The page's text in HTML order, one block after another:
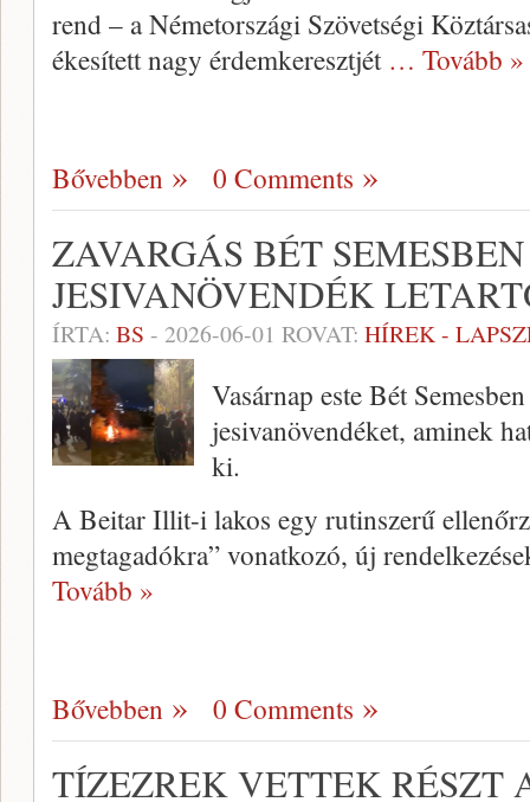
rend – a Németországi Szövetségi
ékesített nagy érdemkeresztjét … Tovább »
Bővebben 0 Comments
ZAVARGÁS BÉT
JESIVANÖVENDÉK
ÍRTA: BS - 2026-06-01 ROVAT: HÍREK -
Vasárnap este Bét
jesivanövendéket, aminek
ki.
A Beitar Illit-i lakos egy rutinszerű
megtagadókra” vonatkozó, új
Tovább »
Bővebben 0 Comments
TÍZEZREK VETTEK RÉSZT